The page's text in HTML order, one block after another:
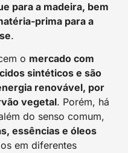
para a madeira, bem
prima para a
.
o mercado com
sintéticos e são
renovável, por
vegetal. Porém, há
do senso comum,
essências e óleos
em diferentes